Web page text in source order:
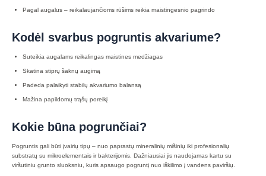
Pagal augalus – reikalaujančioms rūšims reikia maistingesnio pagrindo
Kodėl svarbus pogruntis akvariume?
Suteikia augalams reikalingas maistines medžiagas
Skatina stiprų šaknų augimą
Padeda palaikyti stabilų akvariumo balansą
Mažina papildomų trąšų poreikį
Kokie būna pogrunčiai?
Pogruntis gali būti įvairių tipų – nuo paprastų mineralinių mišinių iki profesionalių
substratų su mikroelementais ir bakterijomis. Dažniausiai jis naudojamas kartu su
viršutiniu grunto sluoksniu, kuris apsaugo pogruntį nuo iškilimo į vandens paviršių.